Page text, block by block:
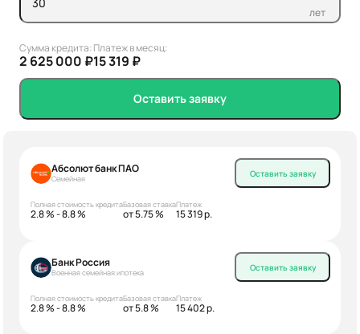
лет
Сумма кредита:
2 625 000 ₽
Платеж в месяц:
15 319 ₽
Оставить заявку
Абсолют банк ПАО
Семейная
Полная стоимость кредита
2.8 % - 8.8 %
Базовая ставка
от 5.75 %
Платеж
15 319 р.
Оставить заявку
Банк Россия
Военная семейная ипотека
Полная стоимость кредита
2.8 % - 8.8 %
Базовая ставка
от 5.8 %
Платеж
15 402 р.
Оставить заявку